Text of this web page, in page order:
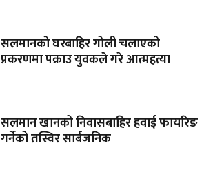
सलमानको घरबाहिर गोली चलाएको
प्रकरणमा पक्राउ युवकले गरे आत्महत्या
सलमान खानको निवासबाहिर हवाई फायरिङ
गर्नेको तस्विर सार्बजनिक